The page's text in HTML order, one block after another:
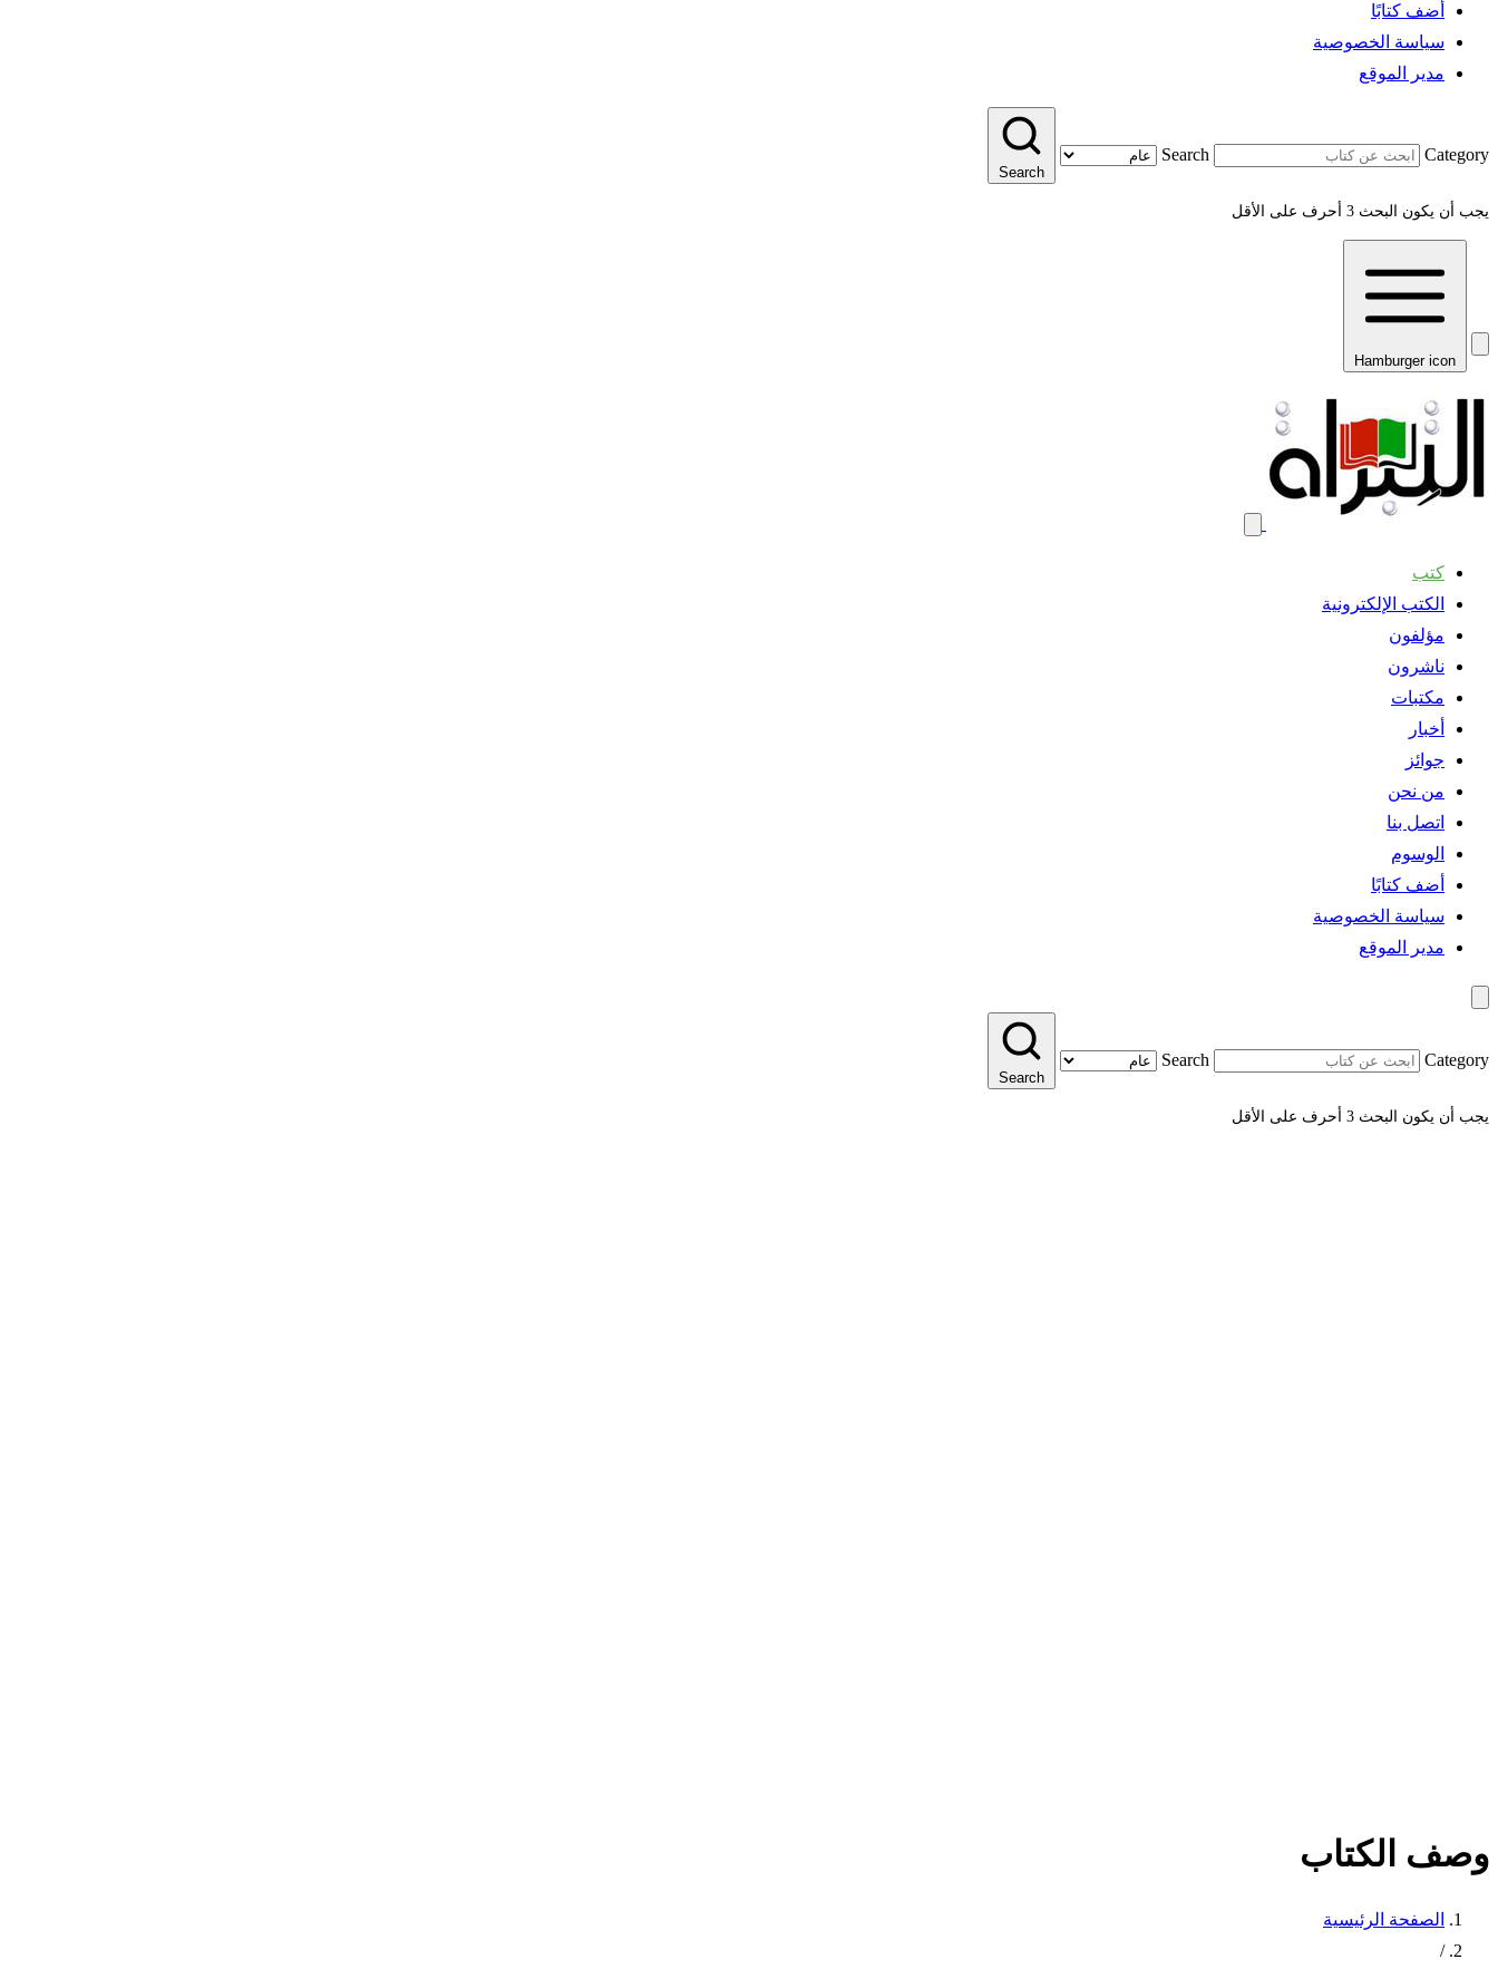
أضف كتابًا
سياسة الخصوصية
مدير الموقع
Search Category
Search
يجب أن يكون البحث 3 أحرف على الأقل
Hamburger icon
كتب
الكتب الإلكترونية
مؤلفون
ناشرون
مكتبات
أخبار
جوائز
من نحن
اتصل بنا
الوسوم
أضف كتابًا
سياسة الخصوصية
مدير الموقع
Search Category
Search
يجب أن يكون البحث 3 أحرف على الأقل
وصف الكتاب
الصفحة الرئيسية
/